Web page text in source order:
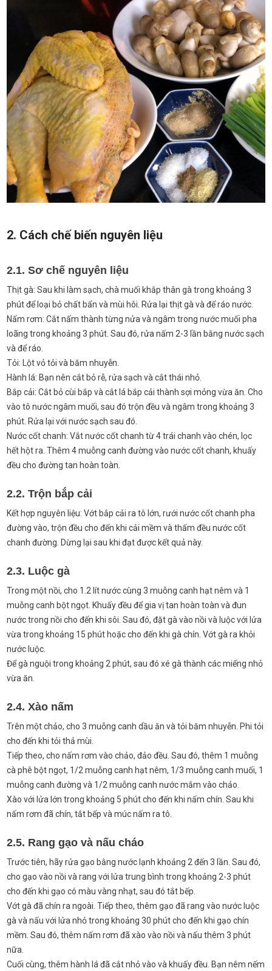
2. Cách chế biến nguyên liệu
2.1. Sơ chế nguyên liệu
Thịt gà: Sau khi làm sạch, chà muối khắp thân gà trong khoảng 3
phút để loại bỏ chất bẩn và mùi hôi. Rửa lại thịt gà và để ráo nước.
Nấm rơm: Cắt nấm thành từng nửa và ngâm trong nước muối pha
loãng trong khoảng 3 phút. Sau đó, rửa nấm 2-3 lần bằng nước sạch
và để ráo.
Tỏi: Lột vỏ tỏi và băm nhuyễn.
Hành lá: Bạn nên cắt bỏ rễ, rửa sạch và cắt thái nhỏ.
Bắp cải: Cắt bỏ cùi bắp và cắt lá bắp cải thành sợi mỏng vừa ăn. Cho
vào tô nước ngâm muối, sau đó trộn đều và ngâm trong khoảng 3
phút. Rửa lại với nước sạch sau đó.
Nước cốt chanh: Vắt nước cốt chanh từ 4 trái chanh vào chén, lọc
hết hột ra. Thêm 4 muỗng canh đường vào nước cốt chanh, khuấy
đều cho đường tan hoàn toàn.
2.2. Trộn bắp cải
Kết hợp nguyên liệu: Vớt bắp cải ra tô lớn, rưới nước cốt chanh pha
đường vào, trộn đều cho đến khi cải mềm và thấm đều nước cốt
chanh đường. Dừng lại sau khi đạt được kết quả này.
2.3. Luộc gà
Trong một nồi, cho 1.2 lít nước cùng 3 muỗng canh hạt nêm và 1
muỗng canh bột ngọt. Khuấy đều để gia vị tan hoàn toàn và đun
nước trong nồi cho đến khi sôi. Sau đó, đặt gà vào nồi và luộc với lửa
vừa trong khoảng 15 phút hoặc cho đến khi gà chín. Vớt gà ra khỏi
nước luộc.
Để gà nguội trong khoảng 2 phút, sau đó xé gà thành các miếng nhỏ
vừa ăn.
2.4. Xào nấm
Trên một chảo, cho 3 muỗng canh dầu ăn và tỏi băm nhuyễn. Phi tỏi
cho đến khi tỏi thả mùi.
Tiếp theo, cho nấm rơm vào chảo, đảo đều. Sau đó, thêm 1 muỗng
cà phê bột ngọt, 1/2 muỗng canh hạt nêm, 1/3 muỗng canh muối, 1
muỗng canh đường và 1/2 muỗng canh nước mắm vào chảo.
Xào với lửa lớn trong khoảng 5 phút cho đến khi nấm chín. Sau khi
nấm rơm đã chín, tắt bếp và múc nấm ra tô.
2.5. Rang gạo và nấu cháo
Trước tiên, hãy rửa gạo bằng nước lạnh khoảng 2 đến 3 lần. Sau đó,
cho gạo vào nồi và rang với lửa trung bình trong khoảng 2-3 phút
cho đến khi gạo có màu vàng nhạt, sau đó tắt bếp.
Vớt gà đã chín ra ngoài. Tiếp theo, thêm gạo đã rang vào nước luộc
gà và nấu với lửa nhỏ trong khoảng 30 phút cho đến khi gạo chín
mềm. Sau đó, thêm nấm rơm đã xào vào nồi và nấu thêm 3 phút
nữa.
Cuối cùng, thêm hành lá đã cắt nhỏ vào và khuấy đều. Bạn nêm nếm